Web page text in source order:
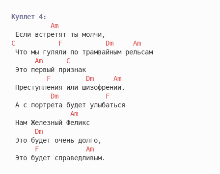
Куплет 4:
Am
C
F Dm
Am
Что мы гуляли по трамвайным рельсам
Am
C
Это первый признак
F
Dm
Am
Преступления или шизофрении.
Dm
F
А с портрета будет улыбаться
Am
Нам Железный Феликс
Dm
Это будет очень долго,
F
Am
Это будет справедливым.